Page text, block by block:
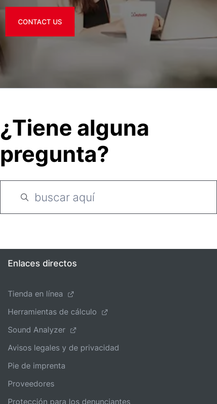
CONTACT US
¿Tiene alguna
pregunta?
Enlaces directos
Tienda en línea
Herramientas de cálculo
Sound Analyzer
Avisos legales y de privacidad
Pie de imprenta
Proveedores
Protección para los denunciantes